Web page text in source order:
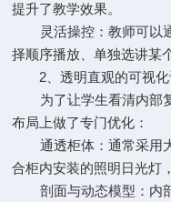
提升了教学效果。
灵活操控：教师可以通
择顺序播放、单独选讲某
2、透明直观的可视化
为了让学生看清内部复
布局上做了专门优化：
通透柜体：通常采用大
合柜内安装的照明日光灯
剖面与动态模型：内部